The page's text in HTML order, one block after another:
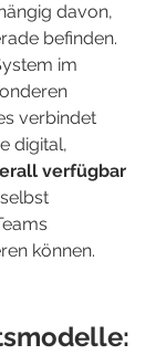
davon,
befinden.
im
verbindet
digital,
verfügbar
können.